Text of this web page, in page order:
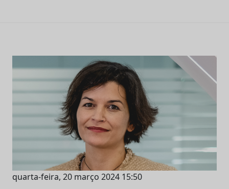
quarta-feira, 20 março 2024 15:50